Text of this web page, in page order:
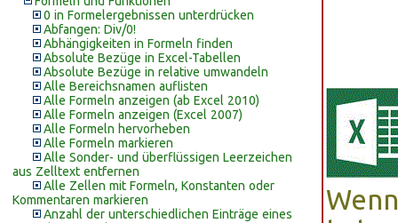
0 in Formelergebnissen unterdrücken
Abfangen: Div/0!
Abhängigkeiten in Formeln finden
Absolute Bezüge in Excel-Tabellen
Absolute Bezüge in relative umwandeln
Alle Bereichsnamen auflisten
Alle Formeln anzeigen (ab Excel 2010)
Alle Formeln anzeigen (Excel 2007)
Alle Formeln hervorheben
Alle Formeln markieren
Alle Sonder- und überflüssigen Leerzeichen
aus Zelltext entfernen
Alle Zellen mit Formeln, Konstanten oder
Kommentaren markieren
Anzahl der unterschiedlichen Einträge eines